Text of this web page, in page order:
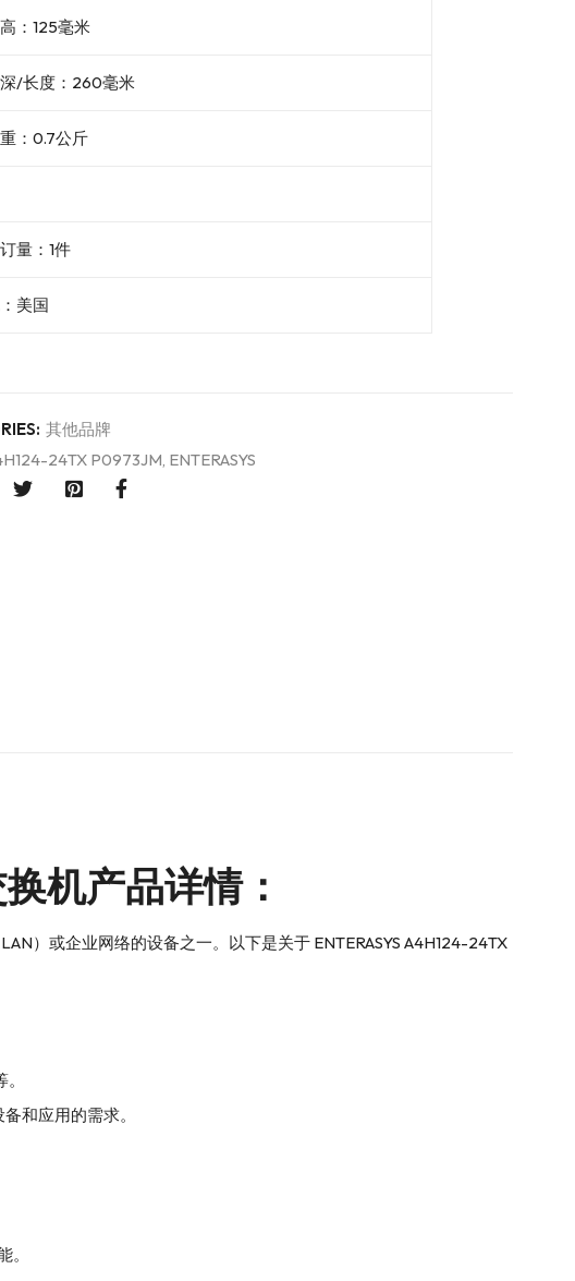
：125毫米
/长度：260毫米
：0.7公斤
量：1件
美国
其他品牌
24TX P0973JM, ENTERASYS
机产品详情：
）或企业网络的设备之一。以下是关于 ENTERASYS A4H124-24TX
和应用的需求。